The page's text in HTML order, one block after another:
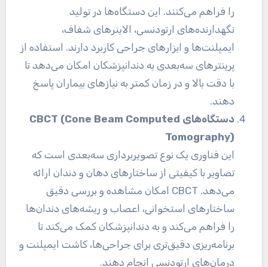
را فراهم می‌کنند. این دستگاه‌ها در تولید
نگهدارنده‌های ارتودنسی، الاینرهای شفاف،
ایمپلنت‌ها و ابزارهای جراحی کاربرد دارند. استفاده از
پرینترهای سه‌بعدی به دندانپزشکان امکان می‌دهد تا
با دقت بالا و در زمان کمتر به نیازهای بیماران پاسخ
دهند.
دستگاه‌های CBCT (Cone Beam Computed
Tomography)
این فناوری یک نوع تصویربرداری سه‌بعدی است که
تصاویر با کیفیتی از ساختارهای دهان و دندان ارائه
می‌دهد. CBCT امکان مشاهده و بررسی دقیق
ساختارهای استخوانی، اعصاب و ریشه‌های دندان‌ها
را فراهم می‌کند و به دندانپزشکان کمک می‌کند تا
برنامه‌ریزی دقیق‌تری برای جراحی‌ها، کاشت ایمپلنت و
درمان‌های ارتودنسی انجام دهند.